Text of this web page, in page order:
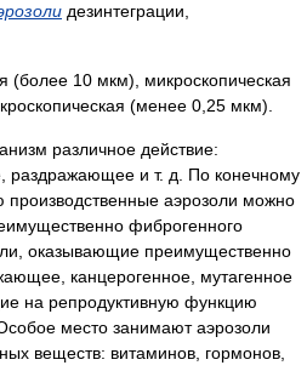
дезинтеграции,
(более 10 мкм), микроскопическая
(менее 0,25 мкм).
различное действие:
раздражающее и т. д. По конечному
аэрозоли можно
фиброгенного
оказывающие преимущественно
канцерогенное, мутагенное
на репродуктивную функцию
место занимают аэрозоли
веществ: витаминов, гормонов,